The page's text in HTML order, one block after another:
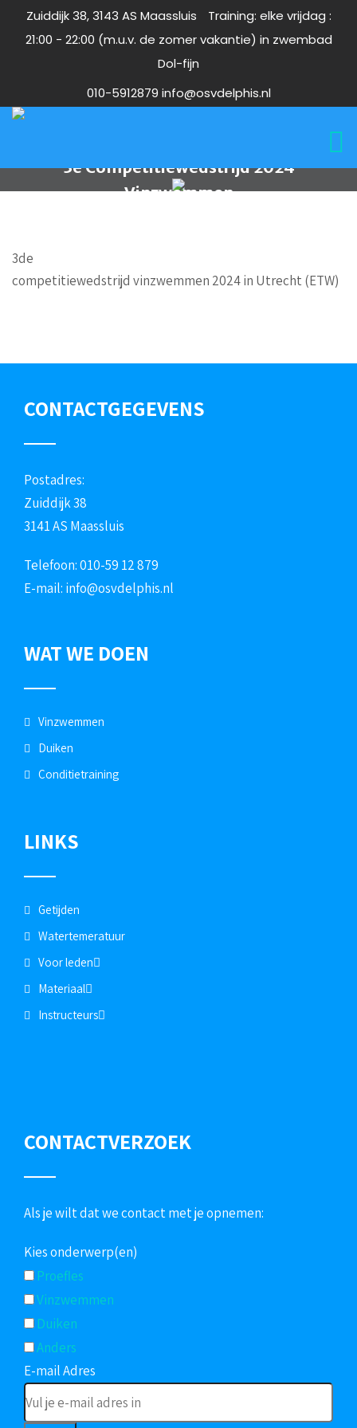
Zuiddijk 38, 3143 AS Maassluis
Training: elke vrijdag :
21:00 - 22:00 (m.u.v. de zomer vakantie) in zwembad
Dol-fijn
010-5912879 info@osvdelphis.nl
3e Competitiewedstrijd 2024
Vinzwemmen
3de
competitiewedstrijd vinzwemmen 2024 in Utrecht (ETW)
CONTACTGEGEVENS
Postadres:
Zuiddijk 38
3141 AS Maassluis
Telefoon: 010-59 12 879
E-mail: info@osvdelphis.nl
WAT WE DOEN
Vinzwemmen
Duiken
Conditietraining
LINKS
Getijden
Watertemeratuur
Voor leden
Materiaal
Instructeurs
CONTACTVERZOEK
Als je wilt dat we contact met je opnemen:
Kies onderwerp(en)
Proefles
Vinzwemmen
Duiken
Anders
E-mail Adres